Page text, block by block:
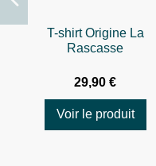
T-shirt Origine La
Rascasse
29,90 €
Voir le produit